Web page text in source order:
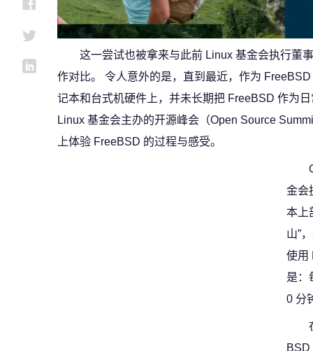
这一尝试也被拿来与此前 Linux 基金会执行董
作对比。 令人意外的是，直到最近，作为
记本和台式机硬件上，并未长期把 FreeBSD 作为
Linux 基金会主办的开源峰会（Open Source
上体验 FreeBSD 的过程与感受。
金会
本上
山”
使用
是：
0 分
BSD